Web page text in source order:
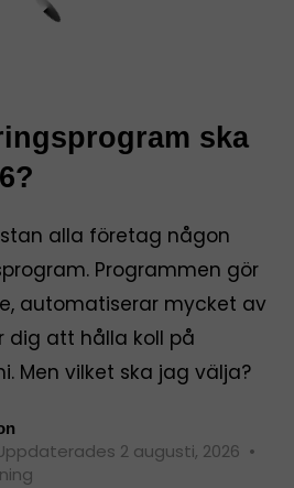
ska
alla företag någon
Programmen gör
automatiserar mycket av
dig att hålla koll på
Men vilket ska jag välja?
2 augusti, 2026 •